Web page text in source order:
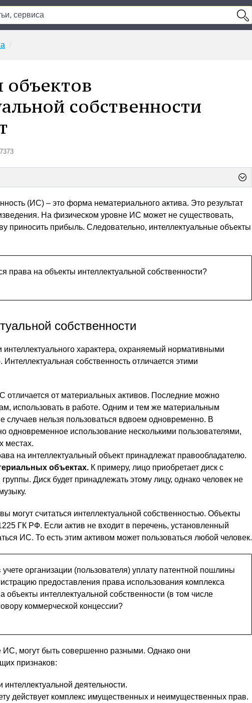
собственности
(ИС) – это форма нематериального актива. Это результат
На физическом уровне ИС может не существовать,
приносить прибыль. Следовательно, интеллектуальные объекты
права на объекты интеллектуальной собственности?
собственности
интеллектуального характера, охраняемый нормативными
собственность отличается этими
отличается от материальных активов. Последние можно
использовать в работе. Одним и тем же материальным
случаев нельзя пользоваться вдвоем одновременно. В
одновременное использование несколькими пользователями,
местах.
на интеллектуальный объект принадлежат правообладателю.
объектах. К примеру, лицо приобретает диск с
Диск будет принадлежать этому лицу, однако человек не
могут считаться интеллектуальной собственностью. Объекты
ГК РФ. Если актив не входит в перечень, установленный
ИС. То есть этим активом может пользоваться любой человек.
учете организации (пользователя) уплату патентной пошлины
предоставления права использования комплекса
объекты интеллектуальной собственности (в том числе
коммерческой концессии?
могут быть совершенно разными. Однако они
признаков:
интеллектуальной деятельности.
действует комплекс имущественных и неимущественных прав.